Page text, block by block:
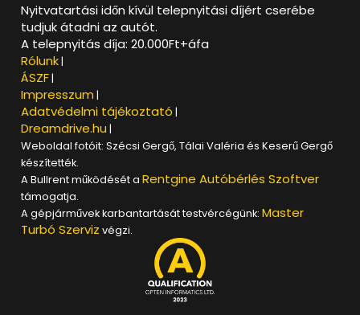
Nyitvatartási időn kívül telepnyitási díjért cserébe
tudjuk átadni az autót.
A telepnyitás díja: 20.000Ft+áfa
Rólunk|
ÁSZF|
Impresszum |
Adatvédelmi tájékoztató |
Dreamdrive.hu |
Weboldal fotóit: Szécsi Gergő, Tálai Valéria és Keserű Gergő
készítették.
A Bullrent működését aRentgine Autóbérlés Szoftver
támogatja.
A gépjárművek karbantartását testvércégünk:Master
Turbó Szerviz végzi.